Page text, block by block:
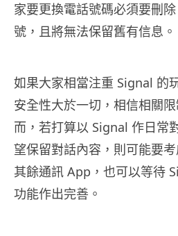
家要更換電話號碼必須要刪
號，且將無法保留舊有信息。
如果大家相當注重 Signal 的
安全性大於一切，相信相關
而，若打算以 Signal 作日常
望保留對話內容，則可能要
其餘通訊 App，也可以等待
功能作出完善。